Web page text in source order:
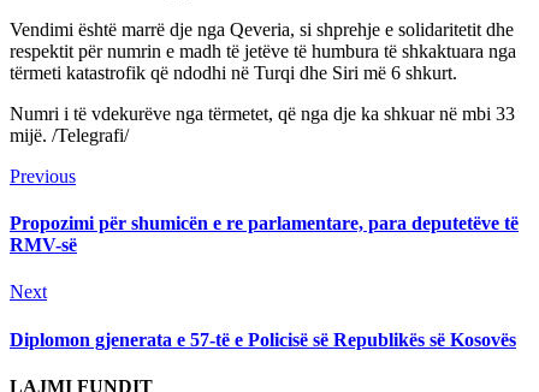
Vendimi është marrë dje nga Qeveria, si shprehje e solidaritetit dhe
respektit për numrin e madh të jetëve të humbura të shkaktuara nga
tërmeti katastrofik që ndodhi në Turqi dhe Siri më 6 shkurt.
Numri i të vdekurëve nga tërmetet, që nga dje ka shkuar në mbi 33
mijë. /Telegrafi/
Continue
Reading
PreviousPrevious
Propozimi për shumicën e re parlamentare, para deputetëve të
RMV-së
NextNext
Diplomon gjenerata e 57-të e Policisë së Republikës së Kosovës
LAJMI FUNDIT